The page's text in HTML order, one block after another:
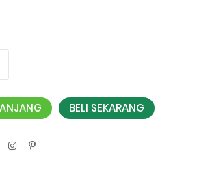
BELI SEKARANG